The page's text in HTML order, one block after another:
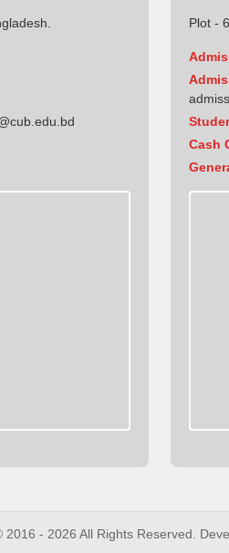
Plot -
Cash
2016 - 2026 All Rights Reserved.